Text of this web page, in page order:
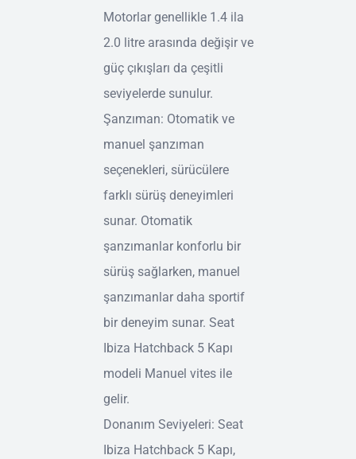
Motorlar genellikle 1.4 ila
2.0 litre arasında değişir ve
güç çıkışları da çeşitli
seviyelerde sunulur.
Şanzıman: Otomatik ve
manuel şanzıman
seçenekleri, sürücülere
farklı sürüş deneyimleri
sunar. Otomatik
şanzımanlar konforlu bir
sürüş sağlarken, manuel
şanzımanlar daha sportif
bir deneyim sunar. Seat
Ibiza Hatchback 5 Kapı
modeli Manuel vites ile
gelir.
Donanım Seviyeleri: Seat
Ibiza Hatchback 5 Kapı,